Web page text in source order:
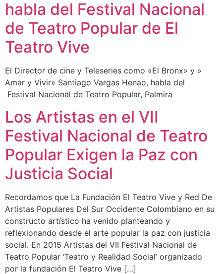
habla del Festival Nacional
de Teatro Popular de El
Teatro Vive
El Director de cine y Teleseries como «El Bronx» y »
Amar y Vivir» Santiago Vargas Henao, habla del
Festival Nacional de Teatro Popular, Palmira
Los Artistas en el VII
Festival Nacional de Teatro
Popular Exigen la Paz con
Justicia Social
Recordamos que La Fundación El Teatro Vive y Red De
Artistas Populares Del Sur Occidente Colombiano en su
constructo artístico ha venido planteando y
reflexionando desde el arte popular la paz con justicia
social. En 2015 Artistas del VII Festival Nacional de
Teatro Popular ‘Teatro y Realidad Social’ organizado
por la fundación El Teatro Vive […]